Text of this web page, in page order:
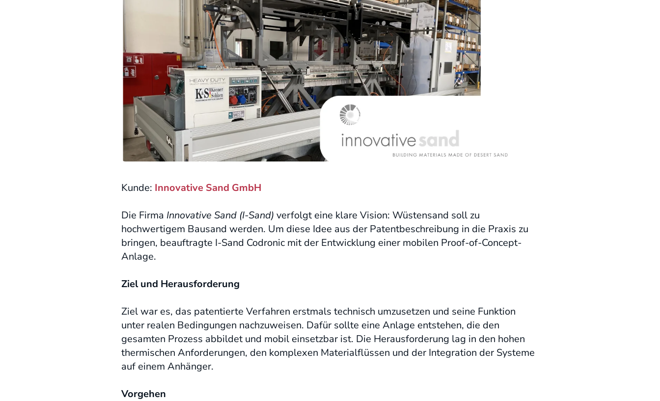
Kunde: Innovative Sand GmbH
Die Firma Innovative Sand (I-Sand) verfolgt eine klare Vision: Wüstensand soll zu
hochwertigem Bausand werden. Um diese Idee aus der Patentbeschreibung in die Praxis zu
bringen, beauftragte I-Sand Codronic mit der Entwicklung einer mobilen Proof-of-Concept-
Anlage.
Ziel und Herausforderung
Ziel war es, das patentierte Verfahren erstmals technisch umzusetzen und seine Funktion
unter realen Bedingungen nachzuweisen. Dafür sollte eine Anlage entstehen, die den
gesamten Prozess abbildet und mobil einsetzbar ist. Die Herausforderung lag in den hohen
thermischen Anforderungen, den komplexen Materialflüssen und der Integration der Systeme
auf einem Anhänger.
Vorgehen